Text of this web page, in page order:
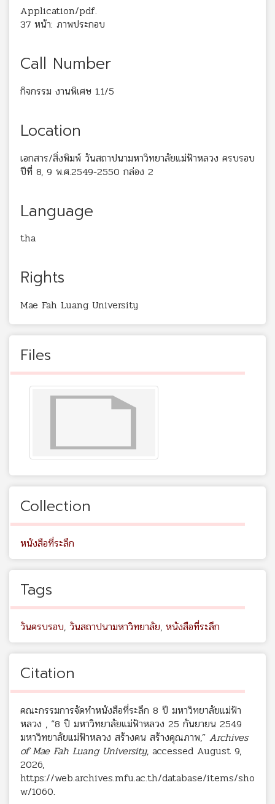
Application/pdf.
37 หน้า: ภาพประกอบ
Call Number
กิจกรรม งานพิเศษ 1.1/5
Location
เอกสาร/สิ่งพิมพ์ วันสถาปนามหาวิทยาลัยแม่ฟ้าหลวง ครบรอบ
ปีที่ 8, 9 พ.ศ.2549-2550 กล่อง 2
Language
tha
Rights
Mae Fah Luang University
Files
Collection
หนังสือที่ระลึก
Tags
วันครบรอบ, วันสถาปนามหาวิทยาลัย, หนังสือที่ระลึก
Citation
คณะกรรมการจัดทำหนังสือที่ระลึก 8 ปี มหาวิทยาลัยแม่ฟ้า
หลวง , “8 ปี มหาวิทยาลัยแม่ฟ้าหลวง 25 กันยายน 2549
มหาวิทยาลัยแม่ฟ้าหลวง สร้างคน สร้างคุณภาพ,” Archives
of Mae Fah Luang University, accessed August 9,
2026,
https://web.archives.mfu.ac.th/database/items/sho
w/1060.